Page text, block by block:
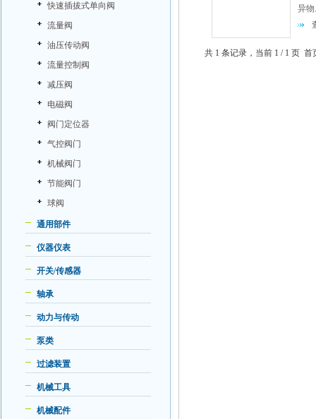
快速插拔式单向阀
流量阀
油压传动阀
流量控制阀
减压阀
电磁阀
阀门定位器
气控阀门
机械阀门
节能阀门
球阀
通用部件
仪器仪表
开关/传感器
轴承
动力与传动
泵类
过滤装置
机械工具
机械配件
异
共 1 条记录，当前 1 / 1 页